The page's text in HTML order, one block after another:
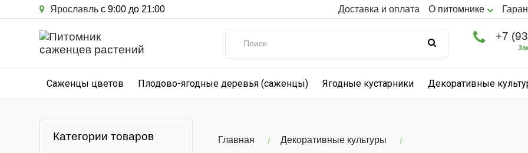
Ярославль с 9:00 до 21:00 Доставка и оплата О питомнике
+7
Саженцы цветов Плодово-ягодные деревья (саженцы) Ягодные кустарники Декоративные
Категории товаров Главная Декоративные культуры